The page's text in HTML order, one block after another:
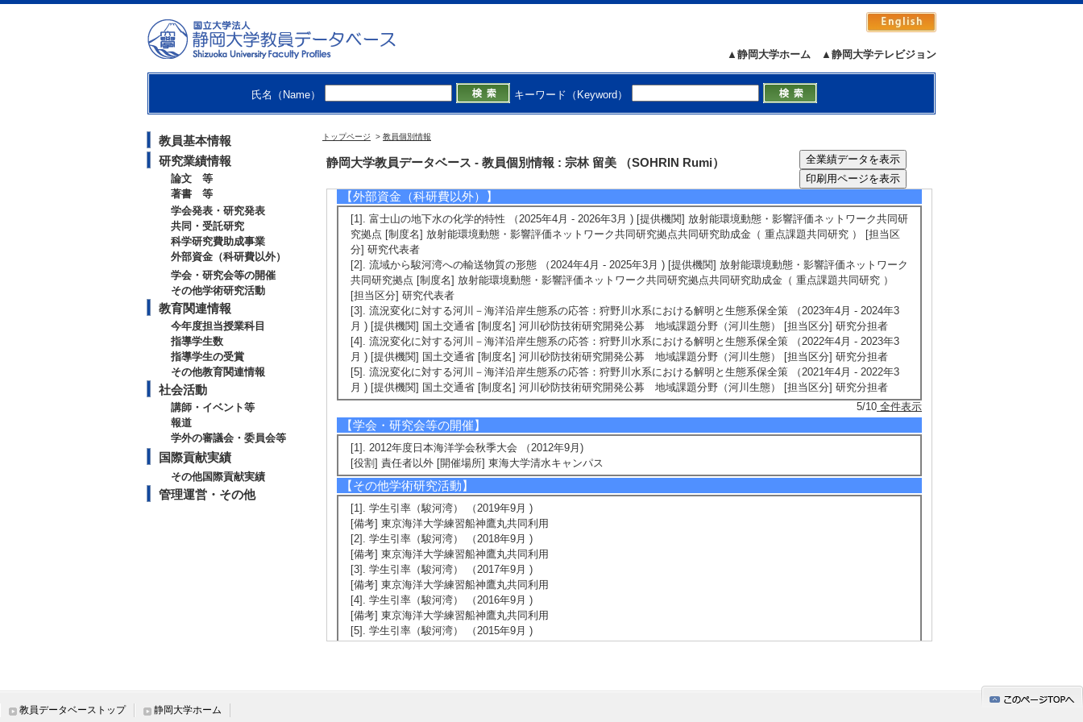
▲静岡大学テレビジョン
▲静岡大学ホーム
氏名（Name） キーワード（Keyword）
教員基本情報
研究業績情報
論文 等
著書 等
学会発表・研究発表
共同・受託研究
科学研究費助成事業
外部資金（科研費以外）
学会・研究会等の開催
その他学術研究活動
教育関連情報
今年度担当授業科目
指導学生数
指導学生の受賞
その他教育関連情報
社会活動
講師・イベント等
報道
学外の審議会・委員会等
国際貢献実績
その他国際貢献実績
管理運営・その他
トップページ > 教員個別情報
静岡大学教員データベース - 教員個別情報 : 宗林 留美 （SOHRIN Rumi）
[3]. 密度勾配-サイズ分画培養法によるプランクトン食物網のエネルギー輸送の定量評価 （ 2022年4月 ～ 2025年3月 ）
[4]. 海底地殻変動観測による宮古・八重山諸島南方沖でのプレート間固着の推定 （ 2022年4月 ～ 2026年3月 ） 基盤研
[5]. 駿河湾の生物生産に対する富士山系地下水の化学的影響 （ 2019年4月 ～ 2021年3月 ） 基盤研究(C) 代表
5/14全件表示
【外部資金（科研費以外）】
[1]. 富士山の地下水の化学的特性 （2025年4月 - 2026年3月 ) [提供機関] 放射能環境動態・影響評価ネットワーク共同研
究拠点 [制度名] 放射能環境動態・影響評価ネットワーク共同研究拠点共同研究助成金（ 重点課題共同研究 ） [担当区
分] 研究代表者
[2]. 流域から駿河湾への輸送物質の形態 （2024年4月 - 2025年3月 ) [提供機関] 放射能環境動態・影響評価ネットワーク
共同研究拠点 [制度名] 放射能環境動態・影響評価ネットワーク共同研究拠点共同研究助成金（ 重点課題共同研究 ）
[担当区分] 研究代表者
[3]. 流況変化に対する河川－海洋沿岸生態系の応答： 狩野川水系における解明と生態系保全策 （2023年4月 - 2024年3
月 ) [提供機関] 国土交通省 [制度名] 河川砂防技術研究開発公募 地域課題分野（河川生態） [担当区分] 研究分担者
[4]. 流況変化に対する河川－海洋沿岸生態系の応答： 狩野川水系における解明と生態系保全策 （2022年4月 - 2023年3
月 ) [提供機関] 国土交通省 [制度名] 河川砂防技術研究開発公募 地域課題分野（河川生態） [担当区分] 研究分担者
[5]. 流況変化に対する河川－海洋沿岸生態系の応答： 狩野川水系における解明と生態系保全策 （2021年4月 - 2022年3
月 ) [提供機関] 国土交通省 [制度名] 河川砂防技術研究開発公募 地域課題分野（河川生態） [担当区分] 研究分担者
5/10 全件表示
【学会・研究会等の開催】
[1]. 2012年度日本海洋学会秋季大会 （2012年9月)
[役割] 責任者以外 [開催場所] 東海大学清水キャンパス
【その他学術研究活動】
[1]. 学生引率（駿河湾） （2019年9月 )
[備考] 東京海洋大学練習船神鷹丸共同利用
[2]. 学生引率（駿河湾） （2018年9月 )
[備考] 東京海洋大学練習船神鷹丸共同利用
[3]. 学生引率（駿河湾） （2017年9月 )
[備考] 東京海洋大学練習船神鷹丸共同利用
[4]. 学生引率（駿河湾） （2016年9月 )
[備考] 東京海洋大学練習船神鷹丸共同利用
[5]. 学生引率（駿河湾） （2015年9月 )
教員データベーストップ 静岡大学ホーム